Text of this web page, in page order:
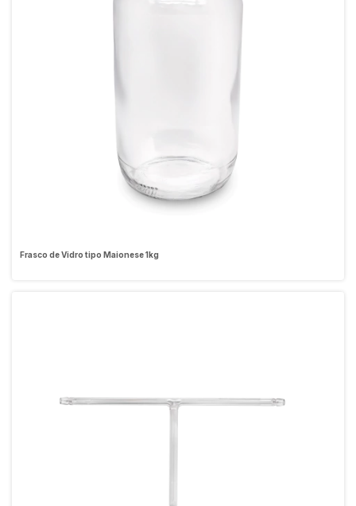
Frasco de Vidro tipo Maionese 1kg